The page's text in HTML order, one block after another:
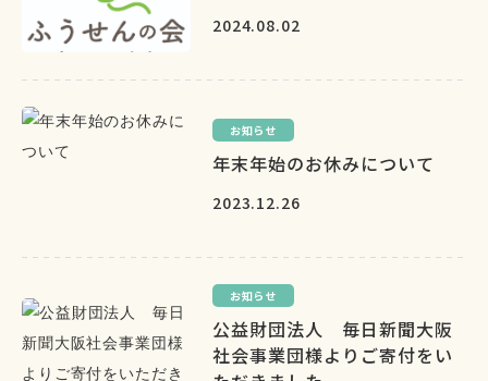
2024.08.02
お知らせ
年末年始のお休みについて
2023.12.26
お知らせ
公益財団法人 毎日新聞大阪
社会事業団様よりご寄付をい